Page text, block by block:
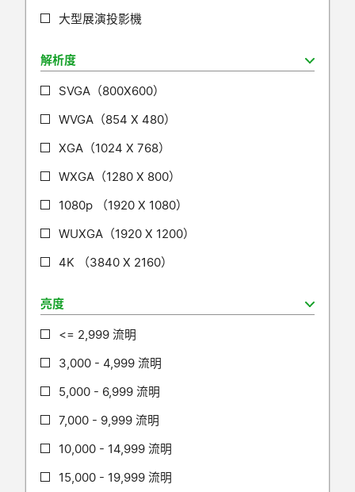
大型展演投影機
解析度
SVGA（800X600）
WVGA（854 X 480）
XGA（1024 X 768）
WXGA（1280 X 800）
1080p （1920 X 1080）
WUXGA（1920 X 1200）
4K （3840 X 2160）
亮度
<= 2,999 流明
3,000 - 4,999 流明
5,000 - 6,999 流明
7,000 - 9,999 流明
10,000 - 14,999 流明
15,000 - 19,999 流明